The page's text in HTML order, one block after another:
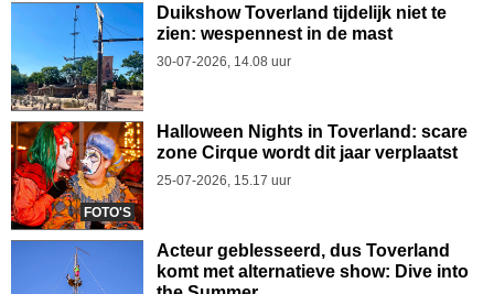
Duikshow Toverland tijdelijk niet te
zien: wespennest in de mast
30-07-2026, 14.08 uur
FOTO'S
Halloween Nights in Toverland: scare
zone Cirque wordt dit jaar verplaatst
25-07-2026, 15.17 uur
Acteur geblesseerd, dus Toverland
komt met alternatieve show: Dive into